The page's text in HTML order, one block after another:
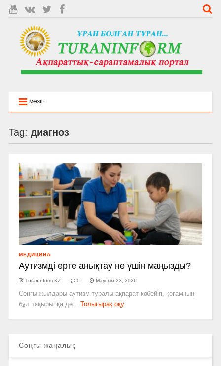
МӘЗІР
Tag: диагноз
МЕДИЦИНА
Аутизмді ерте анықтау не үшін маңызды?
TuranInform KZ 0 Маусым 23, 2026
Соңғы жылдары аутизм туралы ақпарат көбейіп, қоғамның
бұл тақырыпқа де...
Толығырақ оқу
Соңғы жаңалық